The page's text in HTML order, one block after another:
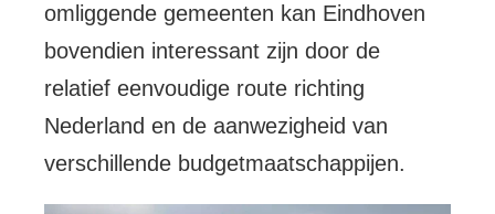
omliggende gemeenten kan Eindhoven
bovendien interessant zijn door de
relatief eenvoudige route richting
Nederland en de aanwezigheid van
verschillende budgetmaatschappijen.